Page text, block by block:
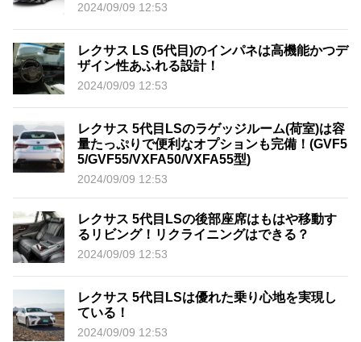
2024/09/09 12:53
レクサス LS (5代目)のインパネは高機能かつデ
ザイン性あふれる設計！
2024/09/09 12:53
レクサス 5代目LSのラゲッジルーム(荷室)は容
量たっぷりで便利なオプションも完備！(GVF5
5/GVF55/VXFA50/VXFA55型)
2024/09/09 12:53
レクサス 5代目LSの後部座席はもはや移動す
るリビング！リクライニングはできる？
2024/09/09 12:53
レクサス 5代目LSは優れた乗り心地を実現し
ている！
2024/09/09 12:53